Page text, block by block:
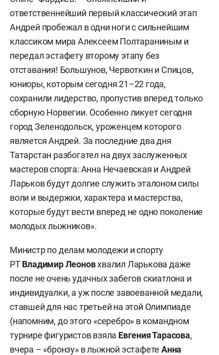
ответственнейший первый классический этап
Андрей пробежал в одни ноги с сильнейшим
классиком мира Алексеем Полтараниным и
передал эстафету второму этапу без
отставания! Большунов, Червоткин и Спицов,
юниоры, которым сегодня 21–22 года,
сохранили лидерство, пропустив вперед только
сборную Норвегии. Особенно ликует сегодня
город Зеленодольск, уроженцем которого
является Андрей. За последние два дня
Татарстан разбогател на двух заслуженных
мастеров спорта: Анна Нечаевская и Андрей
Ларьков будут долгие служить эталоном силы
воли и выдержки, характера и мастерства,
которые будут вести вперед не одно поколение
молодых лыжников».
Министр по делам молодежи и спорту
РТВладимир Леоновхвалил Ларькова даже
после не очень удачных забегов скиатлона и
индивидуалки, а уж после завоеванной медали,
ставшей для нас третьей на этой Олимпиаде
(напомним, до этого «серебро» в командном
турнире фигуристов взяла Евгения Тарасова,
вчера – «бронзу» в лыжной эстафете Анна